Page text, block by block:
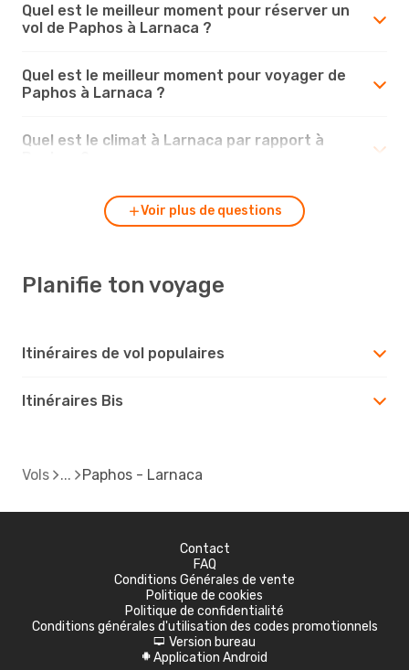
Quel est le meilleur moment pour réserver un
vol de Paphos à Larnaca ?
Quel est le meilleur moment pour voyager de
Paphos à Larnaca ?
Quel est le climat à Larnaca par rapport à
Voir plus de questions
Planifie ton voyage
Itinéraires de vol populaires
Itinéraires Bis
Vols Paphos - Larnaca
Contact
FAQ
Conditions Générales de vente
Politique de cookies
Politique de confidentialité
Conditions générales d'utilisation des codes promotionnels
d Version bureau
A Application Android